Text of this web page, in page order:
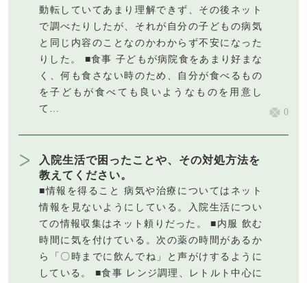
動転していてあまり理解できず、その後ネット
で調べたりしたが、それが自分の子どもの病気
と同じ内容のことなのかわからず不安になった
りした。 ■食事 子どもが病院食をあまり好まな
く、何も食さない時のため、自分が食べるもの
を子どもが食べても良いようなものを用意し
て…
0
入院生活で困ったことや、その対処方法を
教えてください。
■情報を得ること 病気や治療についてはネット
情報を見ないようにしている。入院生活につい
ての情報収集はネット頼りだった。 ■内服 飲む
時間に気を付けている。次の薬の時間があるか
ら「〇時までに飲んでね」と声がけするように
している。 ■食事 レンジ調理、レトルト中心に